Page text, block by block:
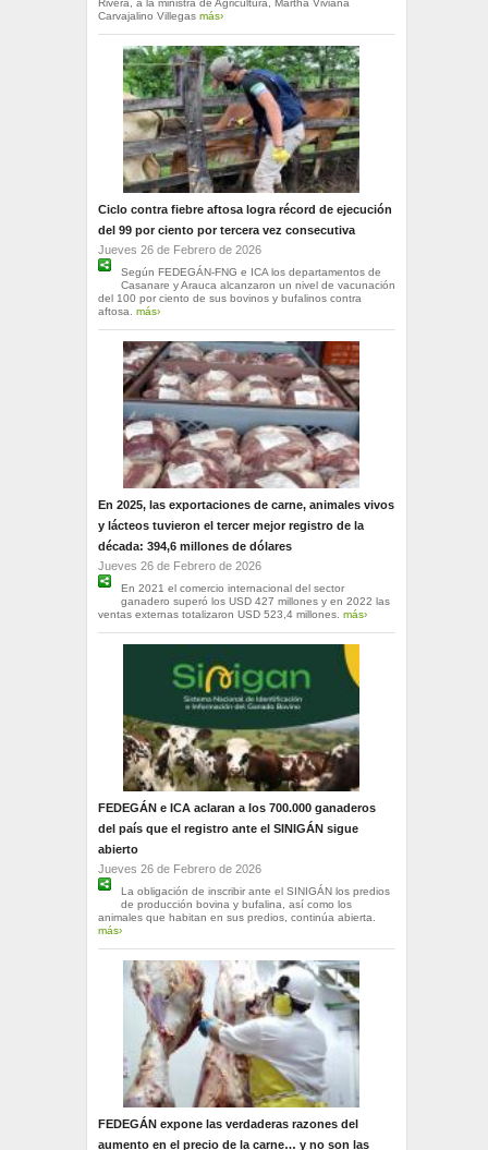
Rivera, a la ministra de Agricultura, Martha Viviana
Carvajalino Villegas más›
Ciclo contra fiebre aftosa logra récord de ejecución
del 99 por ciento por tercera vez consecutiva
Jueves 26 de Febrero de 2026
Según FEDEGÁN-FNG e ICA los departamentos de
Casanare y Arauca alcanzaron un nivel de vacunación
del 100 por ciento de sus bovinos y bufalinos contra
aftosa. más›
En 2025, las exportaciones de carne, animales vivos
y lácteos tuvieron el tercer mejor registro de la
década: 394,6 millones de dólares
Jueves 26 de Febrero de 2026
En 2021 el comercio internacional del sector
ganadero superó los USD 427 millones y en 2022 las
ventas externas totalizaron USD 523,4 millones. más›
FEDEGÁN e ICA aclaran a los 700.000 ganaderos
del país que el registro ante el SINIGÁN sigue
abierto
Jueves 26 de Febrero de 2026
La obligación de inscribir ante el SINIGÁN los predios
de producción bovina y bufalina, así como los
animales que habitan en sus predios, continúa abierta.
más›
FEDEGÁN expone las verdaderas razones del
aumento en el precio de la carne… y no son las